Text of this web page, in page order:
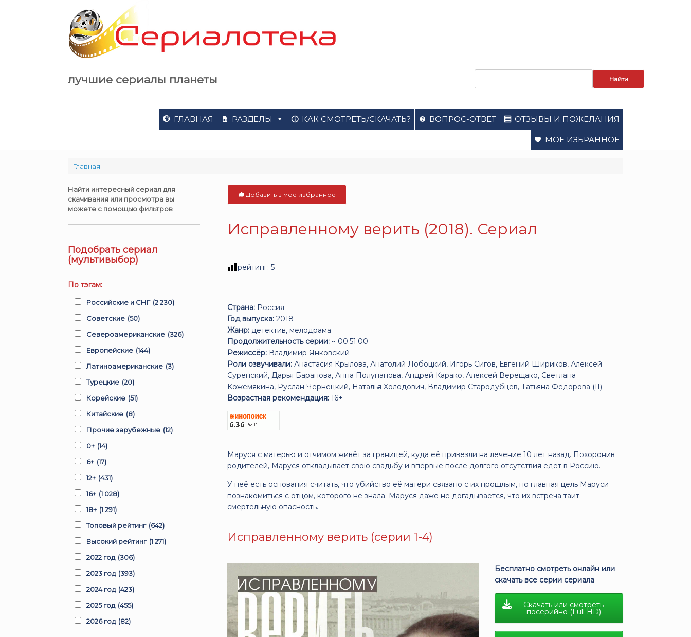
лучшие сериалы планеты
ГЛАВНАЯ РАЗДЕЛЫ КАК СМОТРЕТЬ/СКАЧАТЬ? ВОПРОС-ОТВЕТ ОТЗЫВЫ И ПОЖЕЛАНИЯ
МОЁ ИЗБРАННОЕ
Главная
Добавить в моё избранное
Исправленному верить (2018). Сериал
рейтинг:5
Страна: Россия
Год выпуска: 2018
Жанр: детектив, мелодрама
Продолжительность серии: ~ 00:51:00
Режиссёр: Владимир Янковский
Роли озвучивали: Анастасия Крылова, Анатолий Лобоцкий, Игорь Сигов, Евгений Шириков, Алексей
Суренский, Дарья Баранова, Анна Полупанова, Андрей Карако, Алексей Верещако, Светлана
Кожемякина, Руслан Чернецкий, Наталья Холодович, Владимир Стародубцев, Татьяна Фёдорова (II)
Возрастная рекомендация: 16+
Маруся с матерью и отчимом живёт за границей, куда её привезли на лечение 10 лет назад. Похоронив
родителей, Маруся откладывает свою свадьбу и впервые после долгого отсутствия едет в Россию.
У неё есть основания считать, что убийство её матери связано с их прошлым, но главная цель Маруси
познакомиться с отцом, которого не знала. Маруся даже не догадывается, что их встреча таит
смертельную опасность.
Исправленному верить (серии 1-4)
Бесплатно смотреть онлайн или
скачать все серии сериала
Скачать или смотреть
посерийно (Full HD)
Найти интересный сериал для
скачивания или просмотра вы
можете с помощью фильтров
Подобрать сериал
(мультивыбор)
По тэгам:
Российские и СНГ (2 230)
Советские (50)
Североамериканские (326)
Европейские (144)
Латиноамериканские (3)
Турецкие (20)
Корейские (51)
Китайские (8)
Прочие зарубежные (12)
0+ (14)
6+ (17)
12+ (431)
16+ (1 028)
18+ (1 291)
Топовый рейтинг (642)
Высокий рейтинг (1 271)
2022 год (306)
2023 год (393)
2024 год (423)
2025 год (455)
2026 год (82)